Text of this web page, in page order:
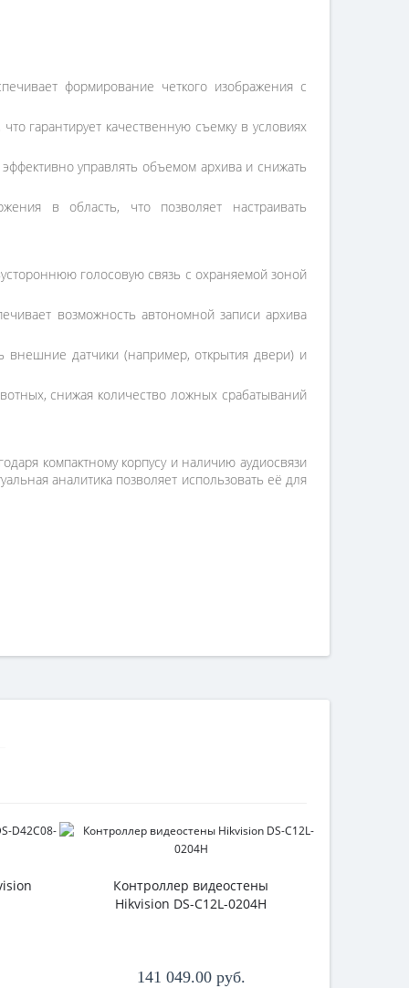
формирование четкого изображения с
гарантирует качественную съемку в условиях
управлять объемом архива и снижать
в область, что позволяет настраивать
голосовую связь с охраняемой зоной
возможность автономной записи архива
внешние датчики (например, открытия двери) и
снижая количество ложных срабатываний
компактному корпусу и наличию аудиосвязи
аналитика позволяет использовать её для
Контроллер видеостены
Hikvision DS-C12L-0204H
141 049.00 руб.